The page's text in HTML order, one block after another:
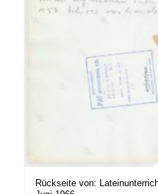
Rückseite von: